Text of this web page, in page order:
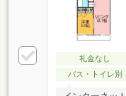
礼金なし
バス・トイレ別